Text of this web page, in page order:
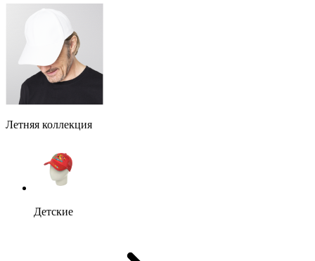
Летняя коллекция
Детские